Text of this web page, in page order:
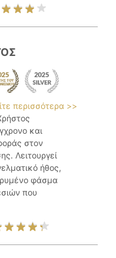
περισσότερα >>
και
στον
Λειτουργεί
ήθος,
φάσμα
που